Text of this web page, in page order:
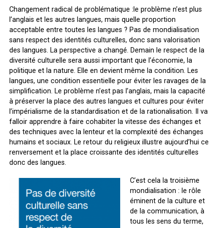
Changement radical de problématique :le problème n’est plus
l’anglais et les autres langues, mais quelle proportion
acceptable entre toutes les langues ? Pas de mondialisation
sans respect des identités culturelles, donc sans valorisation
des langues. La perspective a changé. Demain le respect de la
diversité culturelle sera aussi important que l’économie, la
politique et la nature. Elle en devient même la condition. Les
langues, une condition essentielle pour éviter les ravages de la
simplification. Le problème n’est pas l’anglais, mais la capacité
à préserver la place des autres langues et cultures pour éviter
l’impérialisme de la standardisation et de la rationalisation. Il va
falloir apprendre à faire cohabiter la vitesse des échanges et
des techniques avec la lenteur et la complexité des échanges
humains et sociaux. Le retour du religieux illustre aujourd’hui ce
renversement et la place croissante des identités culturelles
donc des langues.
C’est cela la troisième
mondialisation : le rôle
éminent de la culture et
de la communication, à
tous les sens du terme,